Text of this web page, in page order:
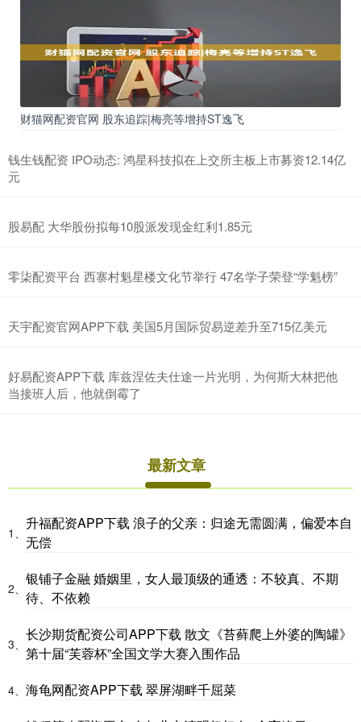
财猫网配资官网 股东追踪|梅亮等增持ST逸飞
钱生钱配资 IPO动态: 鸿星科技拟在上交所主板上市募资12.14亿
元
股易配 大华股份拟每10股派发现金红利1.85元
零柒配资平台 西寨村魁星楼文化节举行 47名学子荣登“学魁榜”
天宇配资官网APP下载 美国5月国际贸易逆差升至715亿美元
好易配资APP下载 库兹涅佐夫仕途一片光明，为何斯大林把他
当接班人后，他就倒霉了
最新文章
1、
升福配资APP下载 浪子的父亲：归途无需圆满，偏爱本自
无偿
2、
银铺子金融 婚姻里，女人最顶级的通透：不较真、不期
待、不依赖
3、
长沙期货配资公司APP下载 散文《苔藓爬上外婆的陶罐》
第十届“芙蓉杯”全国文学大赛入围作品
4、 海龟网配资APP下载 翠屏湖畔千屈菜